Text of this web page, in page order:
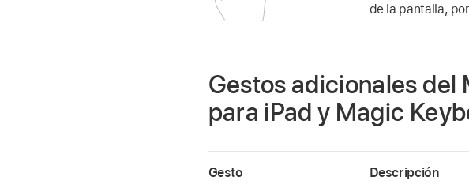
de la pantalla,
Gestos adicionales del
para iPad y Magic
Gesto Descripción